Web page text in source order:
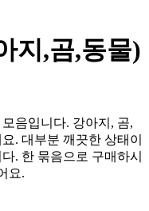
지,곰,동물)
음입니다. 강아지, 곰,
. 대부분 깨끗한 상태이
. 한 묶음으로 구매하시
요.